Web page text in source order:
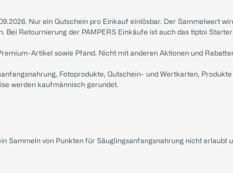
Nur ein Gutschein pro Einkauf einlösbar. Der Sammelwert
Bei Retournierung der PAMPERS Einkäufe ist auch das tiptoi
Artikel sowie Pfand. Nicht mit anderen Aktionen und
Fotoprodukte, Gutschein- und Wertkarten,
werden kaufmännisch gerundet.
Sammeln von Punkten für Säuglingsanfangsnahrung nicht erlaubt